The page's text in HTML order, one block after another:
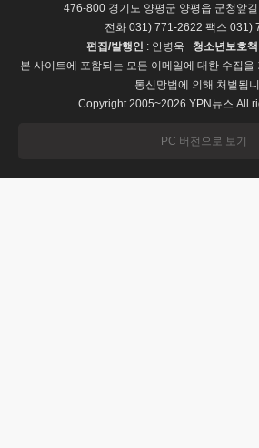
476-800 경기도 양평군 양평읍 군청앞
전화 031) 771-2622 팩스 031)
편집/발행인 : 안병욱 청소년보호
본 사이트에 포함되는 모든 이메일에 대한 수집을
통신망법에 의해 처벌됩
Copyright 2005~2026 YPN뉴스 All
PC 버전으로 보기